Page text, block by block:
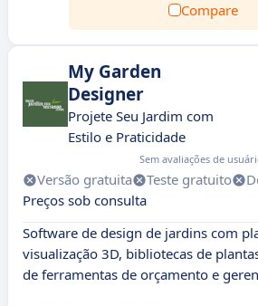
Compare
My Garden
Designer
Projete Seu Jardim com
Estilo e Praticidade
Sem avaliações de
Versão gratuita Teste gratuito
Preços sob consulta
Software de design de jardins com
visualização 3D, bibliotecas de
de ferramentas de orçamento e